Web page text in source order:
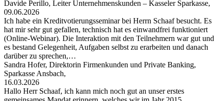
Davide Perillo, Leiter Unternehmenskunden – Kasseler Sparkasse,
09.06.2026
Ich habe ein Kreditvotierungsseminar bei Herrn Schaaf besucht. Es
hat mir sehr gut gefallen, technisch hat es einwandfrei funktioniert
(Online-Webinar). Die Interaktion mit den Teilnehmern war gut und
es bestand Gelegenheit, Aufgaben selbst zu erarbeiten und danach
darüber zu sprechen,…
Sandra Hofer, Direktorin Firmenkunden und Private Banking,
Sparkasse Ansbach,
16.03.2026
Hallo Herr Schaaf, ich kann mich noch gut an unser erstes